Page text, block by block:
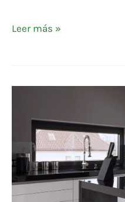
Leer más »
BLACK
GALAXY